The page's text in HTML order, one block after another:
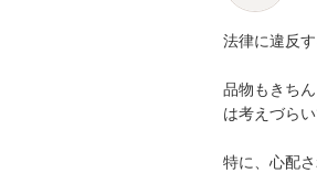
法律に違反
品物もきち
は考えづらい
特に、心配